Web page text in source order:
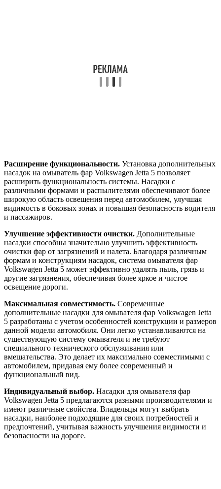
Расширение функциональности. Установка дополнительных
насадок на омыватель фар Volkswagen Jetta 5 позволяет
расширить функциональность системы. Насадки с
различными формами и распылителями обеспечивают более
широкую область освещения перед автомобилем, улучшая
видимость в боковых зонах и повышая безопасность водителя
и пассажиров.
Улучшение эффективности очистки. Дополнительные
насадки способны значительно улучшить эффективность
очистки фар от загрязнений и налета. Благодаря различным
формам и конструкциям насадок, система омывателя фар
Volkswagen Jetta 5 может эффективно удалять пыль, грязь и
другие загрязнения, обеспечивая более яркое и чистое
освещение дороги.
Максимальная совместимость. Современные
дополнительные насадки для омывателя фар Volkswagen Jetta
5 разработаны с учетом особенностей конструкции и размеров
данной модели автомобиля. Они легко устанавливаются на
существующую систему омывателя и не требуют
специального технического обслуживания или
вмешательства. Это делает их максимально совместимыми с
автомобилем, придавая ему более современный и
функциональный вид.
Индивидуальный выбор. Насадки для омывателя фар
Volkswagen Jetta 5 предлагаются разными производителями и
имеют различные свойства. Владельцы могут выбрать
насадки, наиболее подходящие для своих потребностей и
предпочтений, учитывая важность улучшения видимости и
безопасности на дороге.